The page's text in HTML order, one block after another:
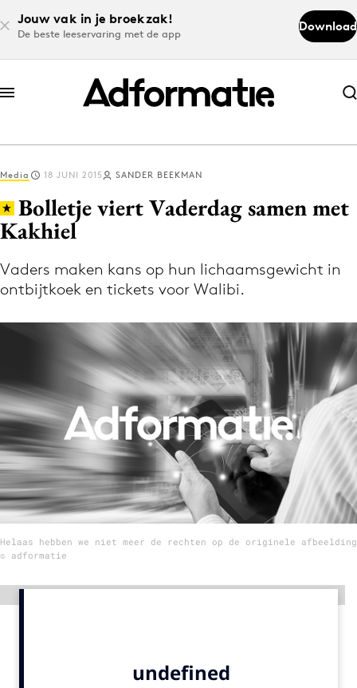
Jouw vak in je broekzak!
De beste leeservaring met de app
Download
Abonneer nu
Abonneer nu
Log in
Volg het laatste nieuws via de Adformatie
Nieuws app
Menu
Home
9 sept: GenAI-training
12 nov: MarketingLive!
Adverteren
Events
Media 18 JUNI 2015 SANDER BEEKMAN
Bolletje viert Vaderdag samen met
Kakhiel
Vaders maken kans op hun lichaamsgewicht in
ontbijtkoek en tickets voor Walibi.
Helaas hebben we niet meer de rechten op de originele afbeelding
© adformatie